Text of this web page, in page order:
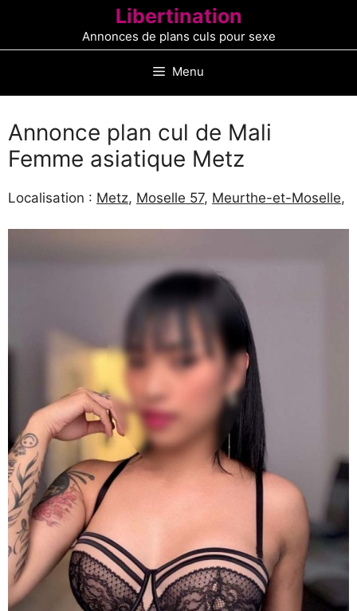
contenu
Libertination
Annonces de plans culs pour sexe
Menu
Annonce plan cul de Mali
Femme asiatique Metz
Localisation : Metz, Moselle 57, Meurthe-et-Moselle,